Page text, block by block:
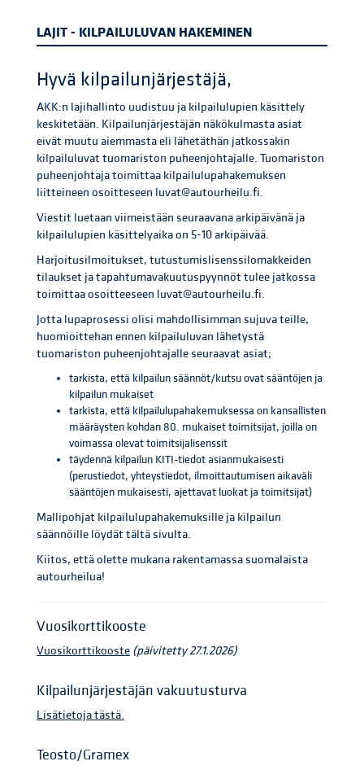
LAJIT - KILPAILULUVAN HAKEMINEN
Hyvä kilpailunjärjestäjä,
AKK:n lajihallinto uudistuu ja kilpailulupien käsittely
keskitetään. Kilpailunjärjestäjän näkökulmasta asiat
eivät muutu aiemmasta eli lähetäthän jatkossakin
kilpailuluvat tuomariston puheenjohtajalle. Tuomariston
puheenjohtaja toimittaa kilpailulupahakemuksen
liitteineen osoitteseen luvat@autourheilu.fi.
Viestit luetaan viimeistään seuraavana arkipäivänä ja
kilpailulupien käsittelyaika on 5-10 arkipäivää.
Harjoitusilmoitukset, tutustumislisenssilomakkeiden
tilaukset ja tapahtumavakuutuspyynnöt tulee jatkossa
toimittaa osoitteeseen luvat@autourheilu.fi.
Jotta lupaprosessi olisi mahdollisimman sujuva teille,
huomioittehan ennen kilpailuluvan lähetystä
tuomariston puheenjohtajalle seuraavat asiat;
tarkista, että kilpailun säännöt/kutsu ovat sääntöjen ja
kilpailun mukaiset
tarkista, että kilpailulupahakemuksessa on kansallisten
määräysten kohdan 80. mukaiset toimitsijat, joilla on
voimassa olevat toimitsijalisenssit
täydennä kilpailun KITI-tiedot asianmukaisesti
(perustiedot, yhteystiedot, ilmoittautumisen aikaväli
sääntöjen mukaisesti, ajettavat luokat ja toimitsijat)
Mallipohjat kilpailulupahakemuksille ja kilpailun
säännöille löydät tältä sivulta.
Kiitos, että olette mukana rakentamassa suomalaista
autourheilua!
Vuosikorttikooste
Vuosikorttikooste (päivitetty 27.1.2026)
Kilpailunjärjestäjän vakuutusturva
Lisätietoja tästä.
Teosto/Gramex